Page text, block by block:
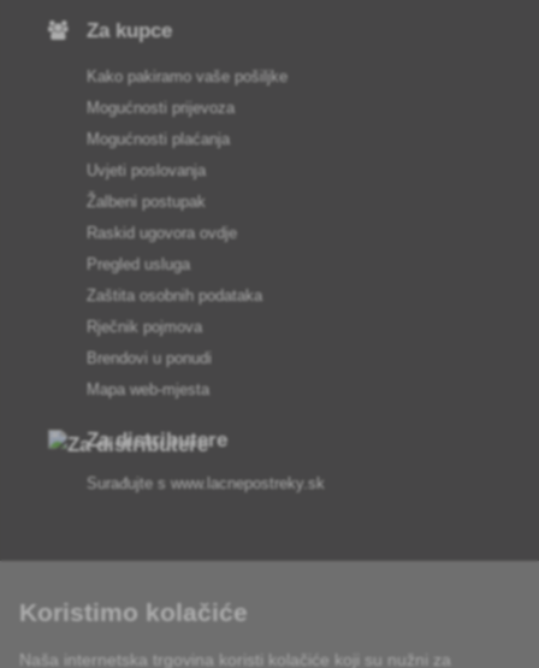
Za kupce
Kako pakiramo vaše pošiljke
Mogućnosti prijevoza
Mogućnosti plaćanja
Uvjeti poslovanja
Žalbeni postupak
Raskid ugovora ovdje
Pregled usluga
Zaštita osobnih podataka
Rječnik pojmova
Brendovi u ponudi
Mapa web-mjesta
Za distributere
Surađujte s www.lacnepostreky.sk
Uvijek ćemo vas profesionalno savjetovati
Koristimo kolačiće
Naša internetska trgovina koristi kolačiće koji su nužni za